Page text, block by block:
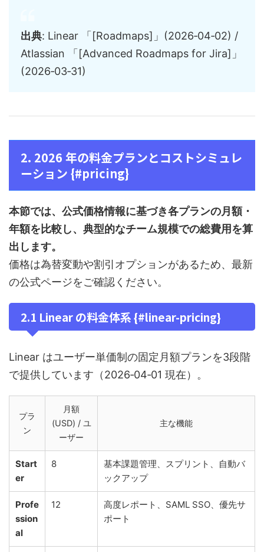
出典: Linear 「[Roadmaps]」(2026‑04‑02) /
Atlassian 「[Advanced Roadmaps for Jira]」
(2026‑03‑31)
2. 2026 年の料金プランとコストシミュレ
ーション {#pricing}
本節では、公式価格情報に基づき各プランの月額・
年額を比較し、典型的なチーム規模での総費用を算
出します。
価格は為替変動や割引オプションがあるため、最新
の公式ページをご確認ください。
2.1 Linear の料金体系 {#linear-pricing}
Linear はユーザー単価制の固定月額プランを3段階
で提供しています（2026‑04‑01 現在）。
プラ
ン
月額
(USD) / ユ
ーザー
主な機能
Start
er
8
基本課題管理、スプリント、自動バ
ックアップ
Profe
ssion
al
12
高度レポート、SAML SSO、優先サ
ポート